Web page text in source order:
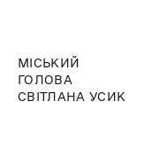
МІСЬКИЙ
СВІТЛАНА УСИК